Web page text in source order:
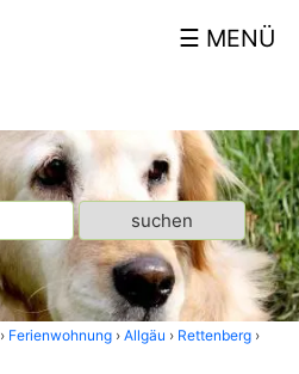
Ferienwohnung Allgäu
Rettenberg